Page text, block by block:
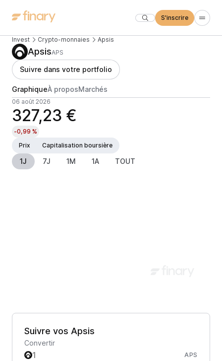
S'inscrire
Invest Crypto-monnaies Apsis
ApsisAPS
Suivre dans votre portfolio
GraphiqueÀ proposMarchés
06 août 2026
327,23 €
-0,99 %
Prix
Capitalisation boursière
1J 7J 1M 1A TOUT
Suivre vos Apsis
Convertir
APS